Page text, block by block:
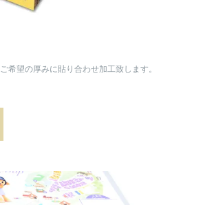
ご希望の厚みに貼り合わせ加工致します。